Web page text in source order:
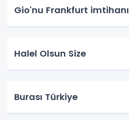
Gio'nu Frankfurt imtihanı
Halel Olsun Size
Burası Türkiye